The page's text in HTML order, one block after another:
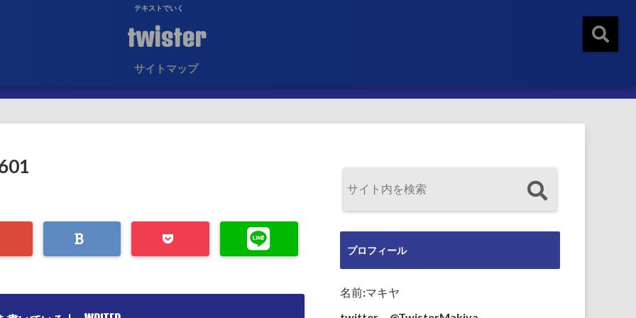
テキストでいく
twister
サイトマップ
プロフィール
名前:マキヤ